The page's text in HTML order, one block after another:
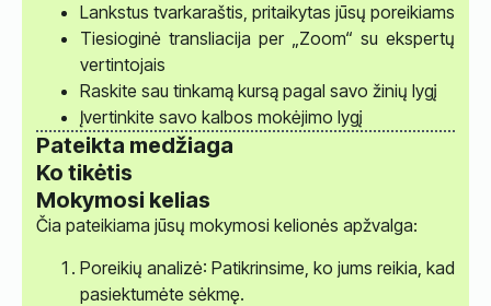
Lankstus tvarkaraštis, pritaikytas jūsų poreikiams
Tiesioginė transliacija per „Zoom“ su ekspertų
vertintojais
Raskite sau tinkamą kursą pagal savo žinių lygį
Įvertinkite savo kalbos mokėjimo lygį
Pateikta medžiaga
Ko tikėtis
Mokymosi kelias
Čia pateikiama jūsų mokymosi kelionės apžvalga:
Poreikių analizė: Patikrinsime, ko jums reikia, kad
pasiektumėte sėkmę.